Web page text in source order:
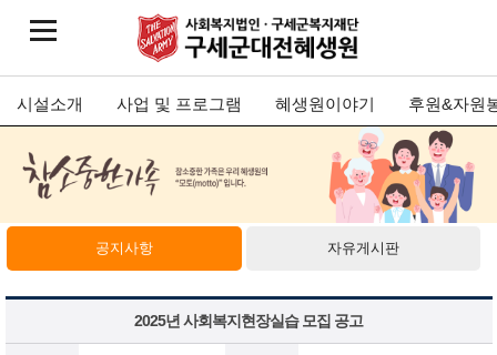
시설소개 사업 및 프로그램 혜생원이야기 후원&자원
공지사항 자유게시판
2025년 사회복지현장실습 모집 공고